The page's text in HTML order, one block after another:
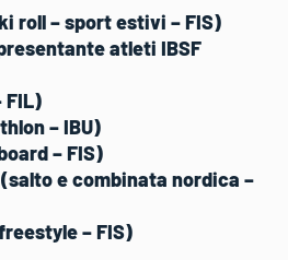
roll – sport estivi – FIS)
atleti IBSF
FIL)
– IBU)
– FIS)
e combinata nordica –
– FIS)